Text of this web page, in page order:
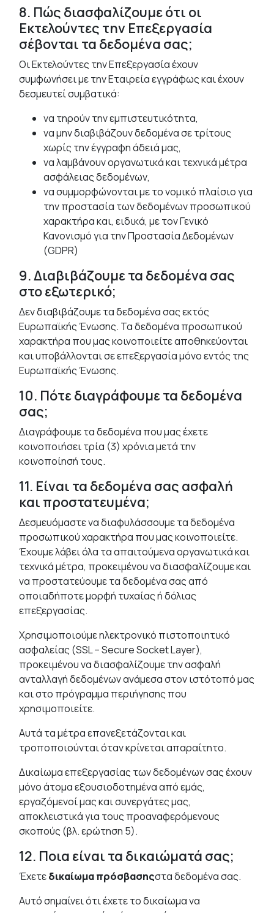
8. Πώς διασφαλίζουμε ότι οι
Εκτελούντες την Επεξεργασία
σέβονται τα δεδομένα σας;
Οι Εκτελούντες την Επεξεργασία έχουν
συμφωνήσει με την Εταιρεία εγγράφως και έχουν
δεσμευτεί συμβατικά:
να τηρούν την εμπιστευτικότητα,
να μην διαβιβάζουν δεδομένα σε τρίτους
χωρίς την έγγραφη άδειά μας,
να λαμβάνουν οργανωτικά και τεχνικά μέτρα
ασφάλειας δεδομένων,
να συμμορφώνονται με το νομικό πλαίσιο για
την προστασία των δεδομένων προσωπικού
χαρακτήρα και, ειδικά, με τον Γενικό
Κανονισμό για την Προστασία Δεδομένων
(GDPR)
9. Διαβιβάζουμε τα δεδομένα σας
στο εξωτερικό;
Δεν διαβιβάζουμε τα δεδομένα σας εκτός
Ευρωπαϊκής Ένωσης. Τα δεδομένα προσωπικού
χαρακτήρα που μας κοινοποιείτε αποθηκεύονται
και υποβάλλονται σε επεξεργασία μόνο εντός της
Ευρωπαϊκής Ένωσης.
10. Πότε διαγράφουμε τα δεδομένα
σας;
Διαγράφουμε τα δεδομένα που μας έχετε
κοινοποιήσει τρία (3) χρόνια μετά την
κοινοποίησή τους.
11. Είναι τα δεδομένα σας ασφαλή
και προστατευμένα;
Δεσμευόμαστε να διαφυλάσσουμε τα δεδομένα
προσωπικού χαρακτήρα που μας κοινοποιείτε.
Έχουμε λάβει όλα τα απαιτούμενα οργανωτικά και
τεχνικά μέτρα, προκειμένου να διασφαλίζουμε και
να προστατεύουμε τα δεδομένα σας από
οποιαδήποτε μορφή τυχαίας ή δόλιας
επεξεργασίας.
Χρησιμοποιούμε ηλεκτρονικό πιστοποιητικό
ασφαλείας (SSL – Secure Socket Layer),
προκειμένου να διασφαλίζουμε την ασφαλή
ανταλλαγή δεδομένων ανάμεσα στον ιστότοπό μας
και στο πρόγραμμα περιήγησης που
χρησιμοποιείτε.
Αυτά τα μέτρα επανεξετάζονται και
τροποποιούνται όταν κρίνεται απαραίτητο.
Δικαίωμα επεξεργασίας των δεδομένων σας έχουν
μόνο άτομα εξουσιοδοτημένα από εμάς,
εργαζόμενοί μας και συνεργάτες μας,
αποκλειστικά για τους προαναφερόμενους
σκοπούς (βλ. ερώτηση 5).
12. Ποια είναι τα δικαιώματά σας;
Έχετεδικαίωμα πρόσβασηςστα δεδομένα σας.
Αυτό σημαίνει ότι έχετε το δικαίωμα να